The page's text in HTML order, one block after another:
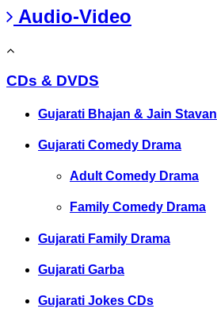
Audio-Video
CDs & DVDS
Gujarati Bhajan & Jain Stavan
Gujarati Comedy Drama
Adult Comedy Drama
Family Comedy Drama
Gujarati Family Drama
Gujarati Garba
Gujarati Jokes CDs